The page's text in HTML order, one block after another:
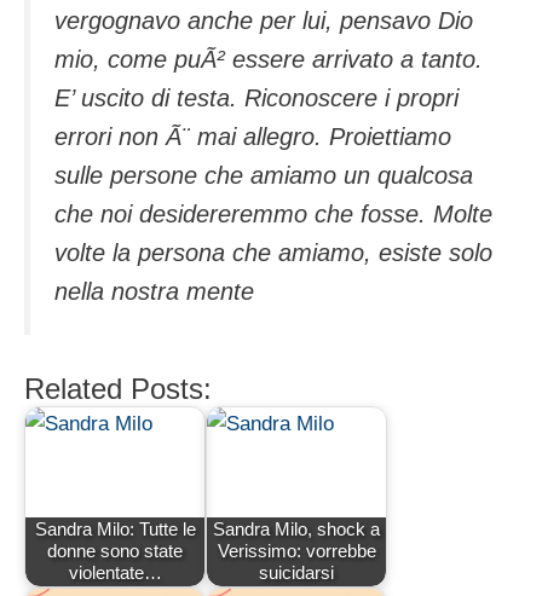
vergognavo anche per lui, pensavo Dio
mio, come puÃ² essere arrivato a tanto.
E’ uscito di testa. Riconoscere i propri
errori non Ã¨ mai allegro. Proiettiamo
sulle persone che amiamo un qualcosa
che noi desidereremmo che fosse. Molte
volte la persona che amiamo, esiste solo
nella nostra mente
Related Posts:
Sandra Milo: Tutte le
donne sono state
violentate…
Sandra Milo, shock a
Verissimo: vorrebbe
suicidarsi